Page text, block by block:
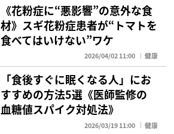
《花粉症に“悪影響”の意外な食
材》スギ花粉症患者が“トマトを
食べてはいけない”ワケ
2026/04/02 11:00 健康
「食後すぐに眠くなる人」にお
すすめの方法5選《医師監修の
血糖値スパイク対処法》
2026/03/19 11:00 健康